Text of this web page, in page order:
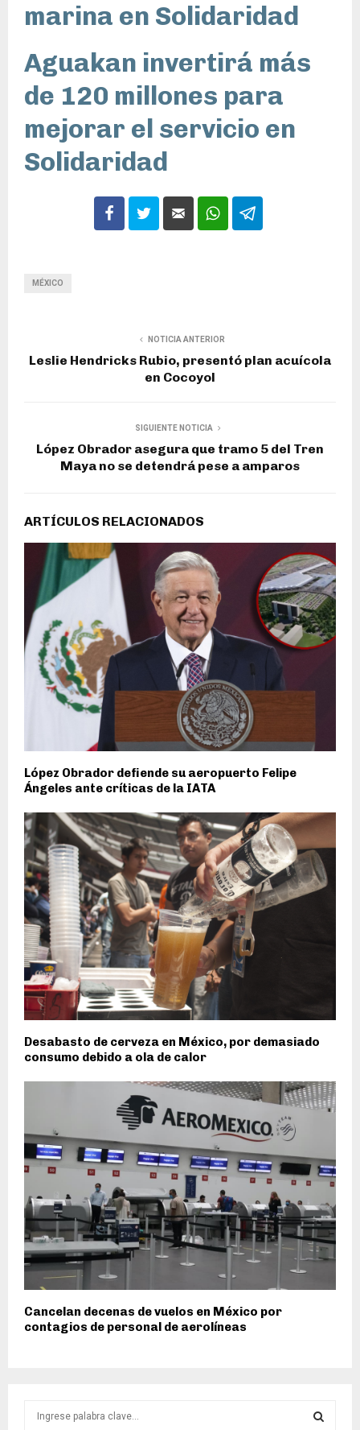
marina en Solidaridad
Aguakan invertirá más
de 120 millones para
mejorar el servicio en
Solidaridad
MÉXICO
NOTICIA ANTERIOR
Leslie Hendricks Rubio, presentó plan acuícola
en Cocoyol
SIGUIENTE NOTICIA
López Obrador asegura que tramo 5 del Tren
Maya no se detendrá pese a amparos
ARTÍCULOS RELACIONADOS
López Obrador defiende su aeropuerto Felipe
Ángeles ante críticas de la IATA
Desabasto de cerveza en México, por demasiado
consumo debido a ola de calor
Cancelan decenas de vuelos en México por
contagios de personal de aerolíneas